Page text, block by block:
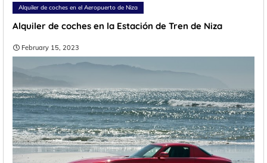
Alquiler de coches en el Aeropuerto de Niza
Alquiler de coches en la Estación de Tren de Niza
February 15, 2023